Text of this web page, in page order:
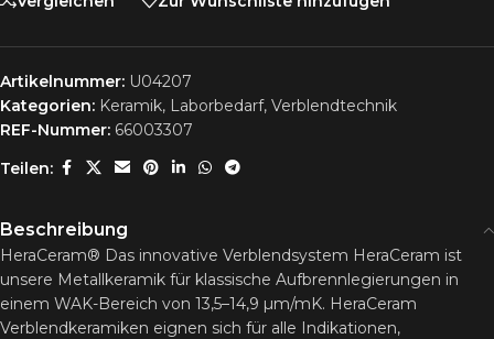
Artikelnummer: U04207
Kategorien: Keramik, Laborbedarf, Verblendtechnik
REF-Nummer: 66003307
Teilen:
Beschreibung
HeraCeram® Das innovative Verblendsystem HeraCeram ist
unsere Metallkeramik für klassische Aufbrennlegierungen in
einem WAK-Bereich von 13,5–14,9 µm/mK. HeraCeram
Verblendkeramiken eignen sich für alle Indikationen,